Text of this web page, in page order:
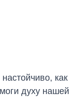
как
духу нашей